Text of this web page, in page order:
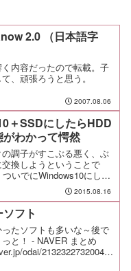
2.0 （日本語字
内容だったので転載。子
、頑張ろうと思う。
2007.08.06
＋SSDにしたらHDD
わかって愕然
調子がすこぶる悪く、ぶ
換しようということで
いでにWindows10にして
。それにしても、前後の落
てもうびっくり。 2015.08.16
フト
たソフトも多いな～後で
と！ - NAVER まとめ
odai/213232273200412